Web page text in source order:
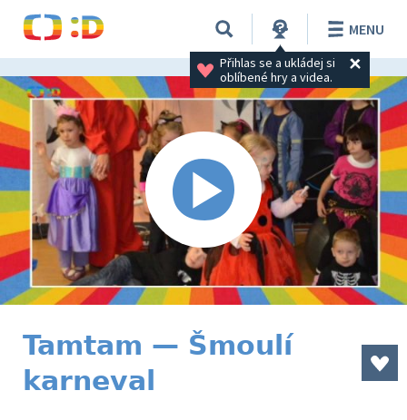
Přihlas se a ukládej si
oblíbené hry a videa.
MENU
Tamtam — Šmoulí
karneval